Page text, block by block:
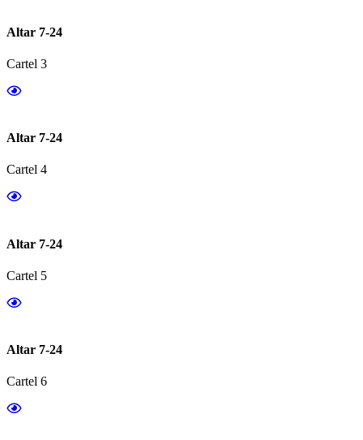
Altar 7-24
Cartel 3
Altar 7-24
Cartel 4
Altar 7-24
Cartel 5
Altar 7-24
Cartel 6